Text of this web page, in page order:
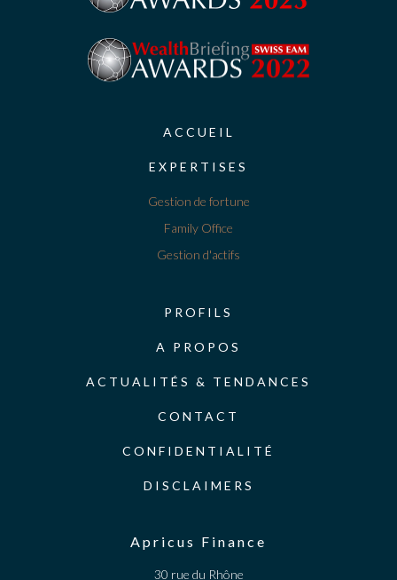
ACCUEIL
EXPERTISES
Gestion de fortune
Family Office
Gestion d'actifs
PROFILS
A PROPOS
ACTUALITÉS & TENDANCES
CONTACT
CONFIDENTIALITÉ
DISCLAIMERS
Apricus Finance
30 rue du Rhône